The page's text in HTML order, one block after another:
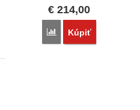
€214,00
Porovnať
Kúpiť